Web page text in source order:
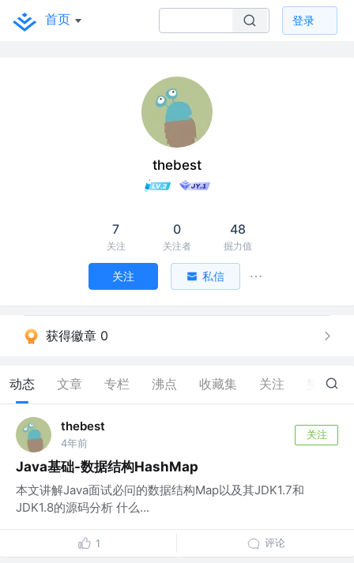
首页 登录
thebest
7
关注
0
关注者
48
掘力值
关注 私信
获得徽章 0
动态 文章 专栏 沸点 收藏集 关注 5
thebest
4年前
关注
Java基础-数据结构HashMap
本文讲解Java面试必问的数据结构Map以及其JDK1.7和
JDK1.8的源码分析 什么...
1 评论